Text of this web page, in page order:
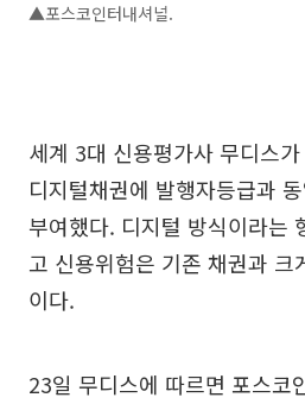
▲포스코인터내셔널.
세계 3대 신용평가사 무디스
디지털채권에 발행자등급과
부여했다. 디지털 방식이라는
고 신용위험은 기존 채권과 크
이다.
23일 무디스에 따르면 포스코